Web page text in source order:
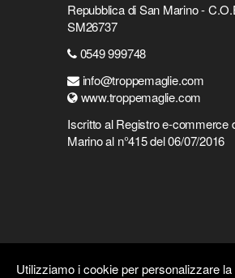
Repubblica di San Marino -
SM26737
0549 999748
info@troppemaglie.com
www.troppemaglie.com
Iscritto al Registro e-commerce
Marino al n°415 del 06/07/2016
Utilizziamo i cookie per personalizzare